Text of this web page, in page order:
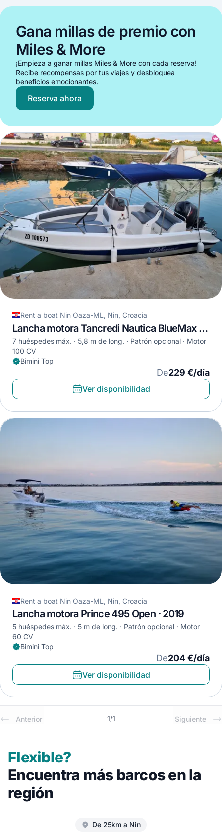
Gana millas de premio con
Miles & More
¡Empieza a ganar millas Miles & More con cada reserva!
Recibe recompensas por tus viajes y desbloquea
beneficios emocionantes.
Reserva ahora
Rent a boat Nin Oaza-ML, Nin, Croacia
Lancha motora Tancredi Nautica BlueMax 550 Open · 2013
7 huéspedes máx. 5,8 m de long. Patrón opcional
Motor
100 CV
Bimini Top
De229 €/día
Ver disponibilidad
Rent a boat Nin Oaza-ML, Nin, Croacia
Lancha motora Prince 495 Open · 2019
5 huéspedes máx. 5 m de long. Patrón opcional
Motor
60 CV
Bimini Top
De204 €/día
Ver disponibilidad
Anterior 1/1 Siguiente
Flexible?
Encuentra más barcos en la
región
De 25km a Nin